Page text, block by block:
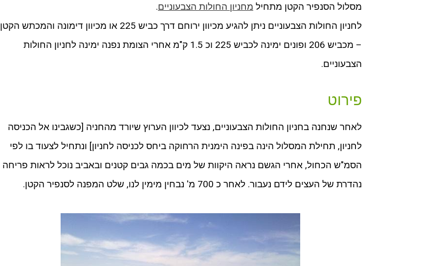
מסלול הסנפיר הקטן מתחיל מחניון החולות הצבעוניים.
לחניון החולות הצבעוניים ניתן להגיע מכיוון ירוחם דרך כביש 225 או מכיוון דימונה והמכתש הקטן
– מכביש 206 ופונים ימינה לכביש 225 וכ 1.5 ק"מ אחרי הצומת נפנה ימינה לחניון החולות
הצבעוניים.
פירוט
לאחר שנחנה בחניון החולות הצבעוניים, נצעד לכיוון הערוץ שיורד מהחניה [כשגבינו אל הכניסה
לחניון, תחילת המסלול הינה בפינה הימנית הרחוקה ביחס לכניסה לחניון] ונתחיל לצעוד בו לפי
הסמ"ש הכחול, אחרי הגשם נראה היקוות של מים בכמה גבים קטנים ובאביב נוכל לראות פריחה
נהדרת של העצים לידם נעבור. לאחר כ 700 מ' נבחין מימין לנו, שלט המפנה לסנפיר הקטן.